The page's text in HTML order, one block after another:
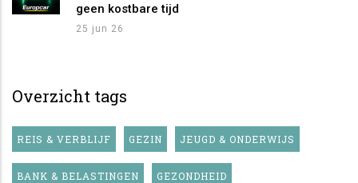
geen kostbare tijd
25 jun 26
Overzicht tags
REIS & VERBLIJF GEZIN JEUGD & ONDERWIJS
BANK & BELASTINGEN GEZONDHEID